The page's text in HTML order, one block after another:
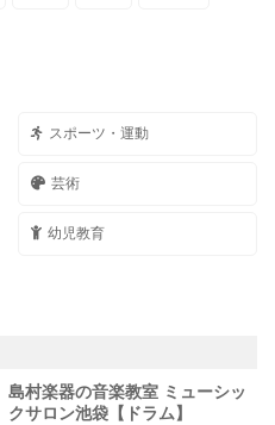
スポーツ・運動
芸術
幼児教育
島村楽器の音楽教室 ミューシッ
クサロン池袋【ドラム】